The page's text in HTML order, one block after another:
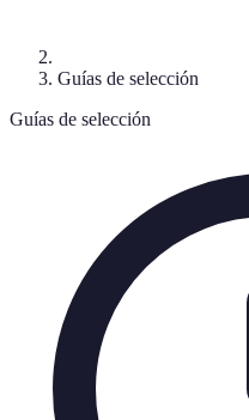
Guías de selección
Guías de selección